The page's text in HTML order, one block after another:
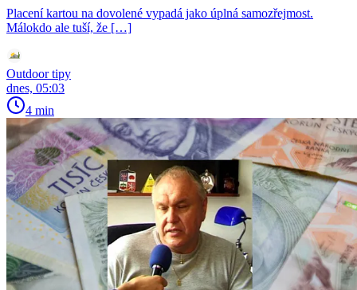
Placení kartou na dovolené vypadá jako úplná samozřejmost.
Málokdo ale tuší, že […]
Outdoor tipy
dnes, 05:03
4 min